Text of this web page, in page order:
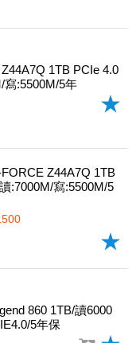
1TB PCIe 4.0
寫:5500M/5年
Z44A7Q 1TB
:7000M/寫:5500M/5
860 1TB/讀6000
5年保